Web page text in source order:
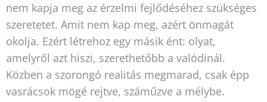
nem kapja meg az érzelmi fejlődéséhez szükséges
szeretetet. Amit nem kap meg, azért önmagát
okolja. Ezért létrehoz egy másik ént: olyat,
amelyről azt hiszi, szerethetőbb a valódinál.
Közben a szorongó realitás megmarad, csak épp
vasrácsok mögé rejtve, száműzve a mélybe.